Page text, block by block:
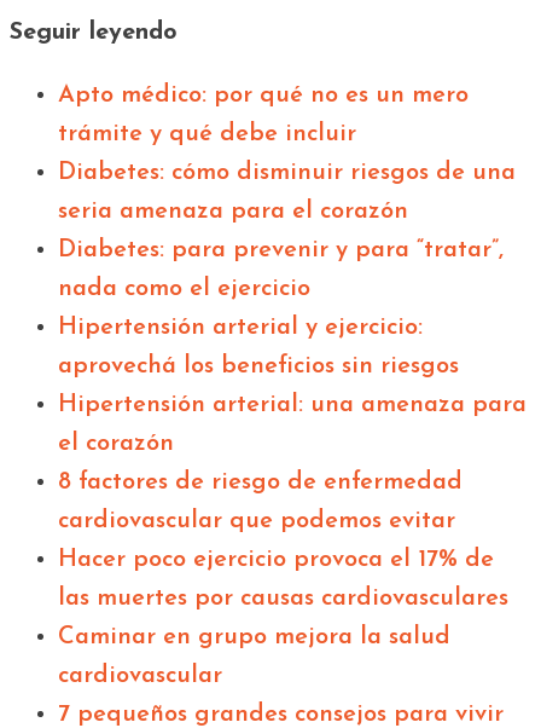
Seguir leyendo
Apto médico: por qué no es un mero
trámite y qué debe incluir
Diabetes: cómo disminuir riesgos de una
seria amenaza para el corazón
Diabetes: para prevenir y para “tratar”,
nada como el ejercicio
Hipertensión arterial y ejercicio:
aprovechá los beneficios sin riesgos
Hipertensión arterial: una amenaza para
el corazón
8 factores de riesgo de enfermedad
cardiovascular que podemos evitar
Hacer poco ejercicio provoca el 17% de
las muertes por causas cardiovasculares
Caminar en grupo mejora la salud
cardiovascular
7 pequeños grandes consejos para vivir